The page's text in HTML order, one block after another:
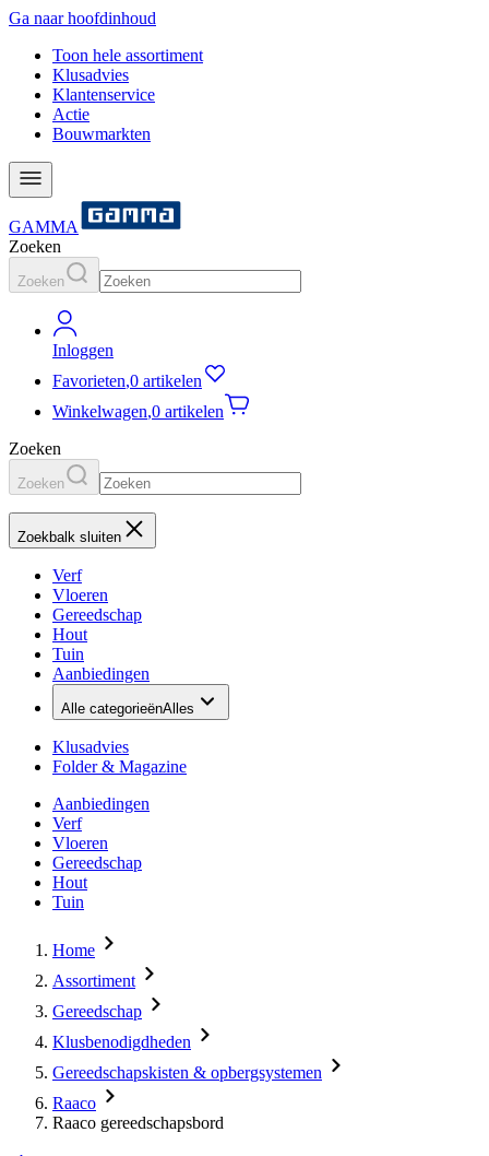
Ga naar hoofdinhoud
Toon hele assortiment
Klusadvies
Klantenservice
Actie
Bouwmarkten
GAMMA
Zoeken
Zoeken
Inloggen
Favorieten,0 artikelen
Winkelwagen,0 artikelen
Zoeken
Zoeken
Zoekbalk sluiten
Verf
Vloeren
Gereedschap
Hout
Tuin
Aanbiedingen
Alle categorieënAlles
Klusadvies
Folder & Magazine
Aanbiedingen
Verf
Vloeren
Gereedschap
Hout
Tuin
Home
Assortiment
Gereedschap
Klusbenodigdheden
Gereedschapskisten & opbergsystemen
Raaco
Raaco gereedschapsbord